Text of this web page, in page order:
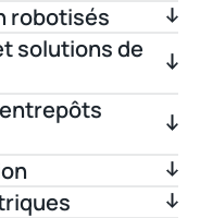
robotisés
solutions de